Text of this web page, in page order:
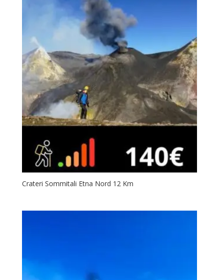
Crateri Sommitali Etna Nord 12 Km